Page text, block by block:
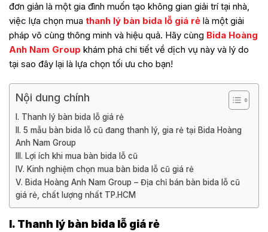
đơn giản là một gia đình muốn tạo không gian giải trí tại nhà,
việc lựa chọn mua thanh lý bàn bida lỗ giá rẻ là một giải
pháp vô cùng thông minh và hiệu quả. Hãy cùng Bida Hoàng
Anh Nam Group khám phá chi tiết về dịch vụ này và lý do
tại sao đây lại là lựa chọn tối ưu cho bạn!
Nội dung chính
I. Thanh lý bàn bida lỗ giá rẻ
II. 5 mẫu bàn bida lỗ cũ đang thanh lý, gia rẻ tại Bida Hoàng
Anh Nam Group
III. Lợi ích khi mua bàn bida lỗ cũ
IV. Kinh nghiệm chọn mua bàn bida lỗ cũ giá rẻ
V. Bida Hoàng Anh Nam Group – Địa chỉ bán bàn bida lỗ cũ
giá rẻ, chất lượng nhất TP.HCM
I. Thanh lý bàn bida lỗ giá rẻ